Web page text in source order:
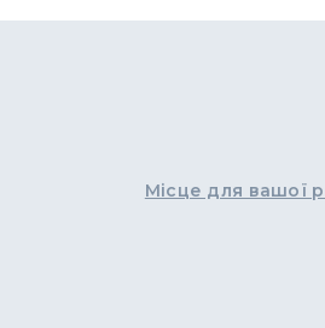
Місце для вашої